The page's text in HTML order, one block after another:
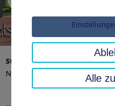
Startseite Landratsamt,
Nachrichten
Alle